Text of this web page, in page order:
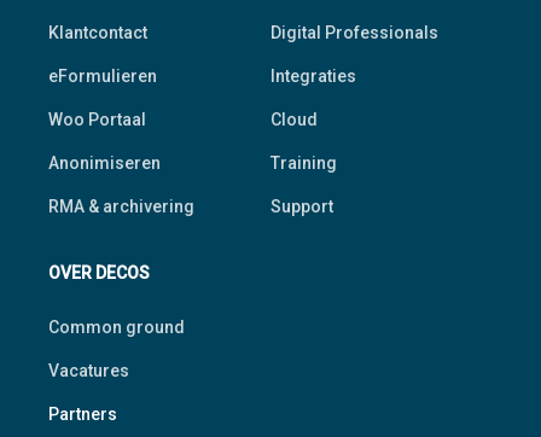
Klantcontact
eFormulieren
Woo Portaal
Anonimiseren
RMA & archivering
Digital Professionals
Integraties
Cloud
Training
Support
OVER DECOS
Common ground
Vacatures
Partners